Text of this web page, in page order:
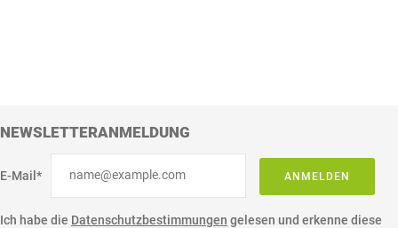
NEWSLETTERANMELDUNG
E-Mail* ANMELDEN
Ich habe die Datenschutzbestimmungen gelesen und erkenne diese